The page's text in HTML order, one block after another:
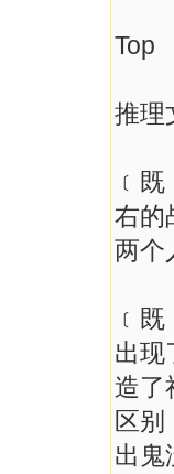
Top
推理
﹝
右的
两个
﹝
出现
造了
区
出鬼